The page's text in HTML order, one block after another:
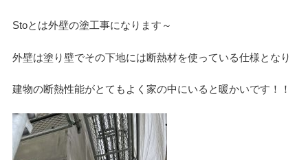
Stoとは外壁の塗工事になります～
外壁は塗り壁でその下地には断熱材を使っている仕様となり
建物の断熱性能がとてもよく家の中にいると暖かいです！！
設計グループ
施工グループ
新商品